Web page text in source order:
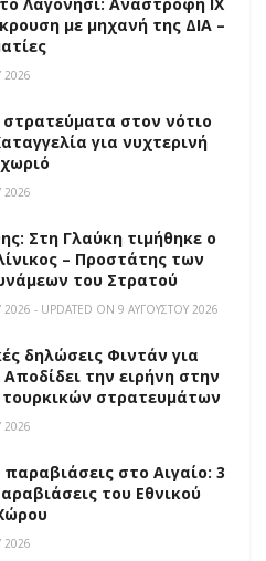
με μηχανή της ΔΙΑ –
2026
στρατεύματα στον νότιο
για νυχτερινή
2026
Στη Γλαύκη τιμήθηκε ο
– Προστάτης των
του Στρατού
- UPDATED ON 9 ΑΥΓΟΎΣΤΟΥ 2026
δηλώσεις Φιντάν για
την ειρήνη στην
στρατευμάτων
2026
παραβιάσεις στο Αιγαίο: 3
του Εθνικού
2026